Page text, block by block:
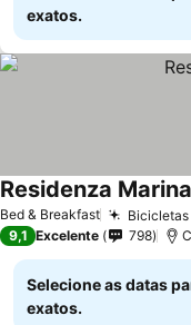
exatos.
Bed & Breakfast
Residenza
9,1 Excelente 798
Selecione as datas
exatos.